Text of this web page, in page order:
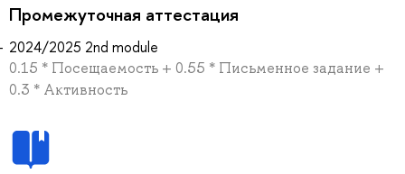
Промежуточная аттестация
2024/2025 2nd module
0.15 * Посещаемость + 0.55 * Письменное задание +
0.3 * Активность